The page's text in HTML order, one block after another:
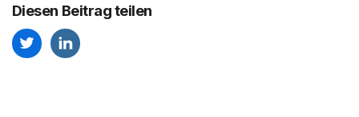
Diesen Beitrag teilen